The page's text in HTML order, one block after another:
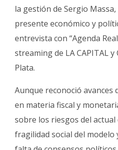
la gestión de Sergio
presente económico y
entrevista con “Agenda
streaming de LA CAPITAL y
Plata.
Aunque reconoció avances
en materia fiscal y
sobre los riesgos del
fragilidad social del modelo